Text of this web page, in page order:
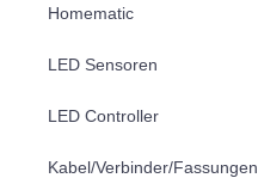
Homematic
LED Sensoren
LED Controller
Kabel/Verbinder/Fassungen